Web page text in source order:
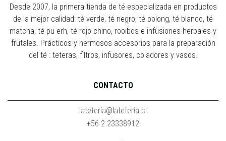
Desde 2007, la primera tienda de té especializada en productos
de la mejor calidad: té verde, té negro, té oolong, té blanco, té
matcha, té pu erh, té rojo chino, rooibos e infusiones herbales y
frutales. Prácticos y hermosos accesorios para la preparación
del té : teteras, filtros, infusores, coladores y vasos.
CONTACTO
lateteria@lateteria.cl
+56 2 23338912